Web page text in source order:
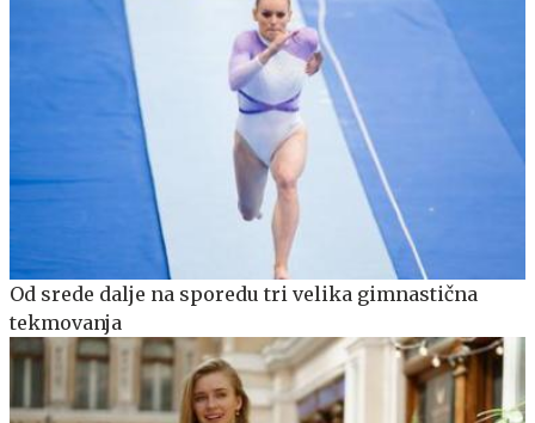
Od srede dalje na sporedu tri velika gimnastična
tekmovanja